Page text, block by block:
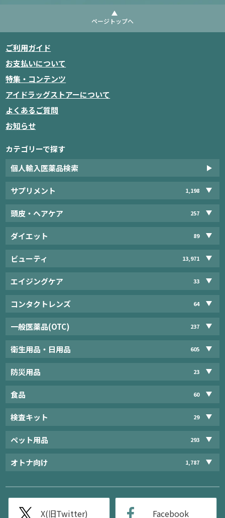
ページトップへ
ご利用ガイド
お支払いについて
特集・コンテンツ
アイドラッグストアーについて
よくあるご質問
お知らせ
カテゴリーで探す
個人輸入医薬品検索
サプリメント 1,198
頭皮・ヘアケア 257
ダイエット 89
ビューティ 13,971
エイジングケア 33
コンタクトレンズ 64
一般医薬品(OTC) 237
衛生用品・日用品 605
防災用品 23
食品 60
検査キット 29
ペット用品 293
オトナ向け 1,787
X(旧Twitter) Facebook